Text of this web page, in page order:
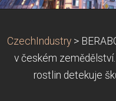
CzechIndustry >
v českém
rostlin detekuje